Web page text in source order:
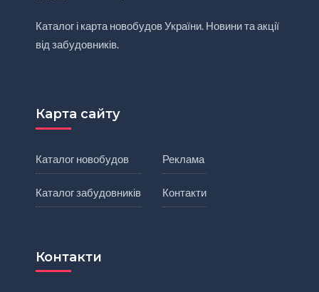
Каталог і карта новобудов України. Новини та акції
від забудовників.
Карта сайту
Каталог новобудов
Каталог забудовників
Реклама
Контакти
Контакти